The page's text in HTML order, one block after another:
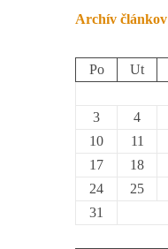
Archív článkov
Po
Ut
3
4
10
11
17
18
24
25
31